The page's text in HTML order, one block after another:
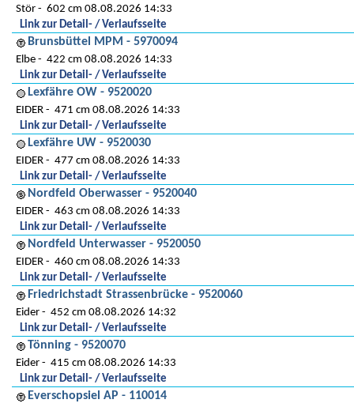
Stör
602 cm 08.08.2026 14:33
Link zur Detail- / Verlaufsseite
Brunsbüttel MPM - 5970094
Elbe
422 cm 08.08.2026 14:33
Link zur Detail- / Verlaufsseite
Lexfähre OW - 9520020
EIDER
471 cm 08.08.2026 14:33
Link zur Detail- / Verlaufsseite
Lexfähre UW - 9520030
EIDER
477 cm 08.08.2026 14:33
Link zur Detail- / Verlaufsseite
Nordfeld Oberwasser - 9520040
EIDER
463 cm 08.08.2026 14:33
Link zur Detail- / Verlaufsseite
Nordfeld Unterwasser - 9520050
EIDER
460 cm 08.08.2026 14:33
Link zur Detail- / Verlaufsseite
Friedrichstadt Strassenbrücke - 9520060
Eider
452 cm 08.08.2026 14:32
Link zur Detail- / Verlaufsseite
Tönning - 9520070
Eider
415 cm 08.08.2026 14:33
Link zur Detail- / Verlaufsseite
Everschopsiel AP - 110014